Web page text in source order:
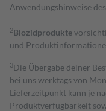
Anwendungshinweise
2Biozidprodukte
und
3Die Übergabe deiner
bei uns werktags von
Lieferzeitpunkt kann je
Produktverfügbarkeit